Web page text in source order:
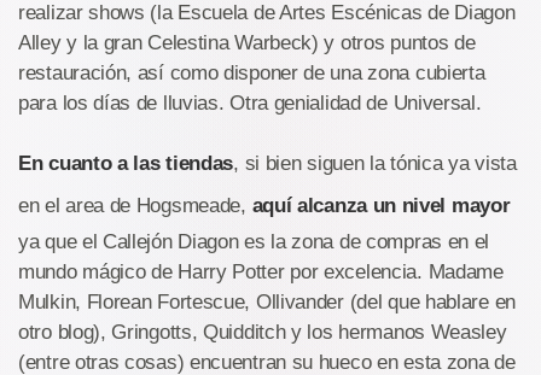
realizar shows (la Escuela de Artes Escénicas de Diagon
Alley y la gran Celestina Warbeck) y otros puntos de
restauración, así como disponer de una zona cubierta
para los días de lluvias. Otra genialidad de Universal.
En cuanto a las tiendas, si bien siguen la tónica ya vista
en el area de Hogsmeade, aquí alcanza un nivel mayor
ya que el Callejón Diagon es la zona de compras en el
mundo mágico de Harry Potter por excelencia. Madame
Mulkin, Florean Fortescue, Ollivander (del que hablare en
otro blog), Gringotts, Quidditch y los hermanos Weasley
(entre otras cosas) encuentran su hueco en esta zona de